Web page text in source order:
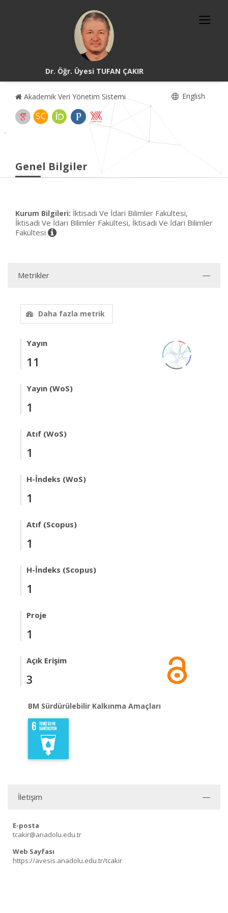
Dr. Öğr. Üyesi TUFAN ÇAKIR
Akademik Veri Yönetim Sistemi English
Genel Bilgiler
Kurum Bilgileri: İktisadi Ve İdari Bilimler Fakültesi,
İktisadi Ve İdari Bilimler Fakültesi, İktisadi Ve İdari Bilimler
Fakültesi
Metrikler
Daha fazla metrik
Yayın
11
Yayın (WoS)
1
Atıf (WoS)
1
H-İndeks (WoS)
1
Atıf (Scopus)
1
H-İndeks (Scopus)
1
Proje
1
Açık Erişim
3
BM Sürdürülebilir Kalkınma Amaçları
İletişim
E-posta
tcakir@anadolu.edu.tr
Web Sayfası
https://avesis.anadolu.edu.tr/tcakir